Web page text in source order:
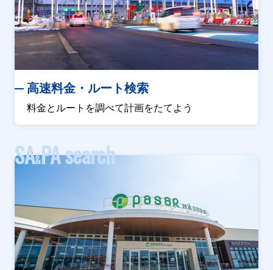
高速料金・ルート検索
料金とルートを調べて計画をたてよう
SA&PA search